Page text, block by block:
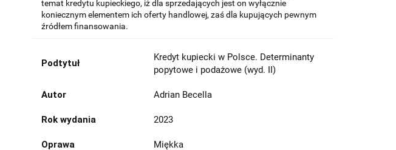
temat kredytu kupieckiego, iż dla sprzedających jest on wyłącznie
koniecznym elementem ich oferty handlowej, zaś dla kupujących pewnym
źródłem finansowania.
Podtytuł
Kredyt kupiecki w Polsce. Determinanty
popytowe i podażowe (wyd. II)
Autor Adrian Becella
Rok wydania 2023
Oprawa Miękka